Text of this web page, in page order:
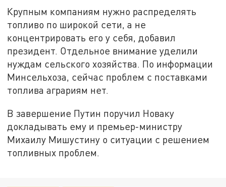
Крупным компаниям нужно распределять
топливо по широкой сети, а не
концентрировать его у себя, добавил
президент. Отдельное внимание уделили
нуждам сельского хозяйства. По информации
Минсельхоза, сейчас проблем с поставками
топлива аграриям нет.
В завершение Путин поручил Новаку
докладывать ему и премьер-министру
Михаилу Мишустину о ситуации с решением
топливных проблем.